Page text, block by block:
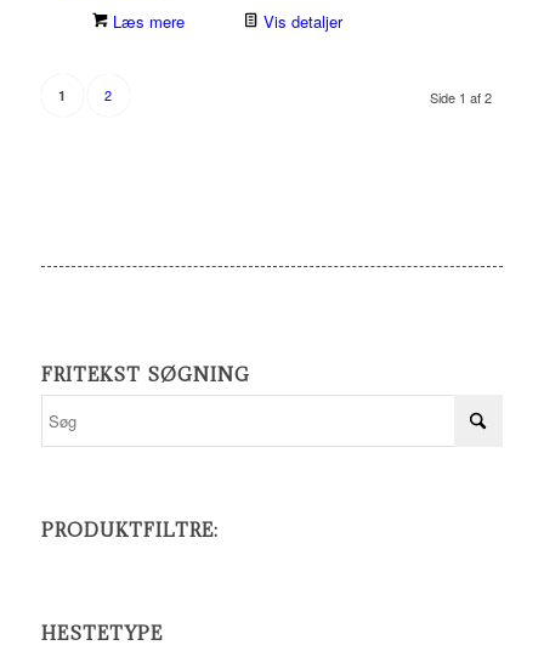
Læs mere Vis detaljer
Side 1 af 2
1 2
FRITEKST SØGNING
PRODUKTFILTRE:
HESTETYPE